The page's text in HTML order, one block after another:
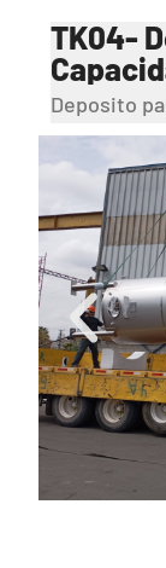
TK04-
Deposito